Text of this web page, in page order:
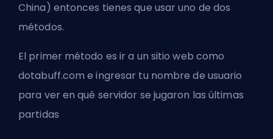
China) entonces tienes que usar uno de dos
métodos.
El primer método es ir a un sitio web como
dotabuff.com e ingresar tu nombre de usuario
para ver en qué servidor se jugaron las últimas
partidas